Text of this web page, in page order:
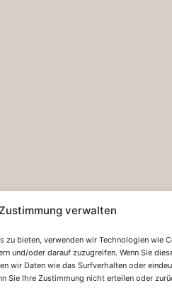
verwalten
zu bieten, verwenden wir Technologien wie
und/oder darauf zuzugreifen. Wenn Sie
wir Daten wie das Surfverhalten oder
Sie Ihre Zustimmung nicht erteilen oder